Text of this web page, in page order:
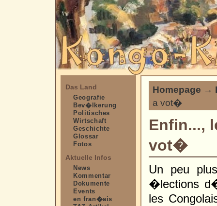
Das Land
Geografie
Bev�lkerung
Politisches
Wirtschaft
Geschichte
Glossar
Fotos
Aktuelle Infos
News
Kommentar
Dokumente
Events
en fran�ais
Homepage →
a vot�
Enfin...,
vot�
Un peu
�lections
les